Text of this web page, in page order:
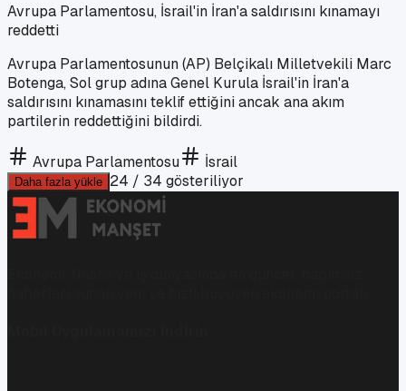
Avrupa Parlamentosu, İsrail'in İran'a saldırısını kınamayı
reddetti
Avrupa Parlamentosunun (AP) Belçikalı Milletvekili Marc
Botenga, Sol grup adına Genel Kurula İsrail'in İran'a
saldırısını kınamasını teklif ettiğini ancak ana akım
partilerin reddettiğini bildirdi.
Avrupa Parlamentosu İsrail
Daha fazla yükle 24 / 34 gösteriliyor